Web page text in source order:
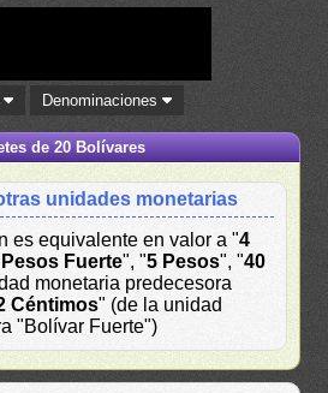
Denominaciones
de 20 Bolívares
unidades monetarias
es equivalente en valor a "4
Fuerte", "5 Pesos", "40
monetaria predecesora
Céntimos" (de la unidad
"Bolívar Fuerte")